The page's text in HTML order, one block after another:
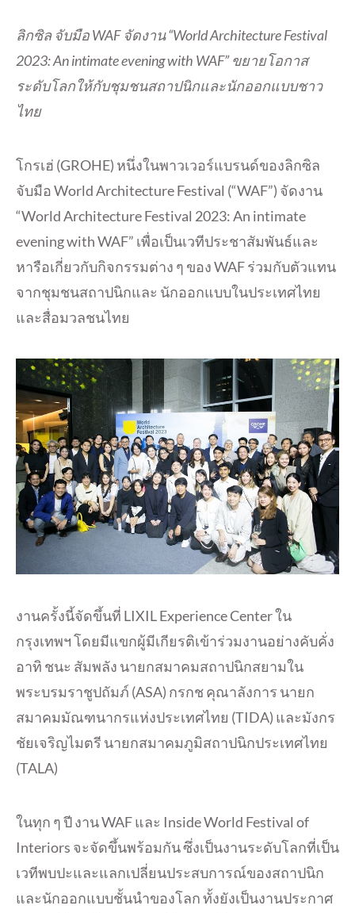
ลิกซิล จับมือ WAF จัดงาน “World Architecture Festival
2023: An intimate evening with WAF” ขยายโอกาส
ระดับโลกให้กับชุมชนสถาปนิกและนักออกแบบชาว
ไทย
โกรเฮ่ (GROHE) หนึ่งในพาวเวอร์แบรนด์ของลิกซิล
จับมือ World Architecture Festival (“WAF”) จัดงาน
“World Architecture Festival 2023: An intimate
evening with WAF” เพื่อเป็นเวทีประชาสัมพันธ์และ
หารือเกี่ยวกับกิจกรรมต่าง ๆ ของ WAF ร่วมกับตัวแทน
จากชุมชนสถาปนิกและ นักออกแบบในประเทศไทย
และสื่อมวลชนไทย
งานครั้งนี้จัดขึ้นที่ LIXIL Experience Center ใน
กรุงเทพฯ โดยมีแขกผู้มีเกียรติเข้าร่วมงานอย่างคับคั่ง
อาทิ ชนะ สัมพลัง นายกสมาคมสถาปนิกสยามใน
พระบรมราชูปถัมภ์ (ASA) กรกช คุณาลังการ นายก
สมาคมมัณฑนากรแห่งประเทศไทย (TIDA) และมังกร
ชัยเจริญไมตรี นายกสมาคมภูมิสถาปนิกประเทศไทย
(TALA)
ในทุก ๆ ปี งาน WAF และ Inside World Festival of
Interiors จะจัดขึ้นพร้อมกัน ซึ่งเป็นงานระดับโลกที่เป็น
เวทีพบปะและแลกเปลี่ยนประสบการณ์ของสถาปนิก
และนักออกแบบชั้นนำของโลก ทั้งยังเป็นงานประกาศ